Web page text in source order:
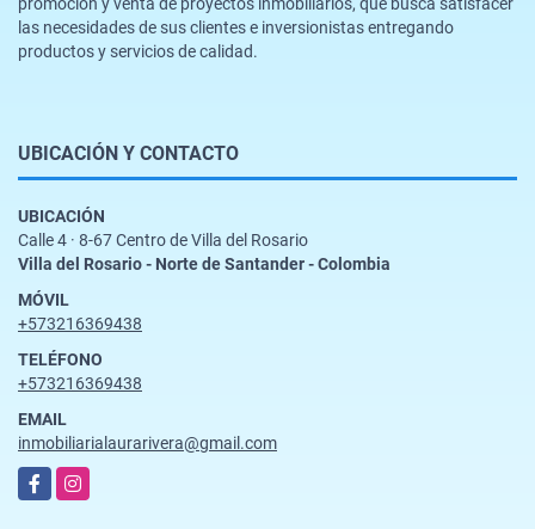
las necesidades de sus clientes e inversionistas entregando
productos y servicios de calidad.
UBICACIÓN Y CONTACTO
UBICACIÓN
Calle 4 · 8-67 Centro de Villa del Rosario
Villa del Rosario - Norte de Santander - Colombia
MÓVIL
+573216369438
TELÉFONO
+573216369438
EMAIL
inmobiliarialaurarivera@gmail.com
FacebookInstagram